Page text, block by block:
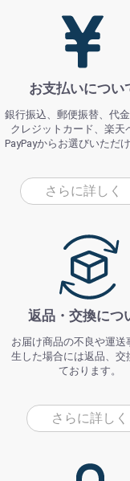
お支払いについ
銀行振込、郵便振替、代金
クレジットカード、楽天
PayPayからお選びいただけ
さらに詳しく
返品・交換につ
お届け商品の不良や運送
生した場合には返品、交
ております。
さらに詳しく